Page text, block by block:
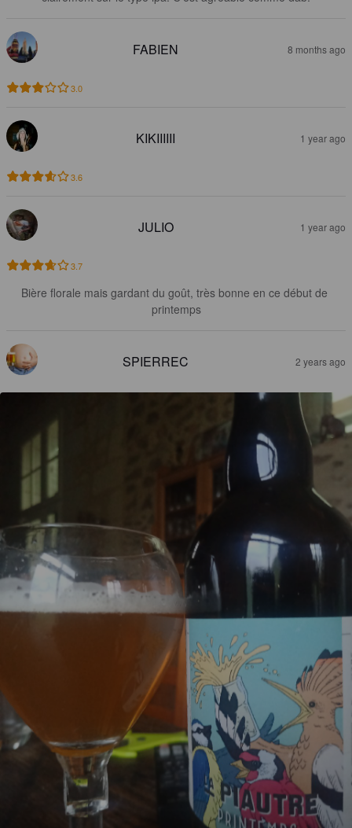
FABIEN 8 months ago
3.0
KIKIIIIII 1 year ago
3.6
JULIO 1 year ago
3.7
Bière florale mais gardant du goût, très bonne en ce début de
printemps
SPIERREC 2 years ago